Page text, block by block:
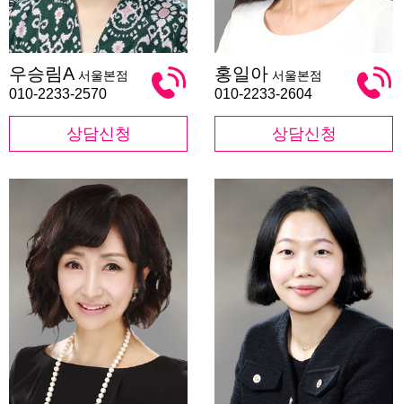
승
림
우승림A 서울본점
010-2233-2570
상담신청
일
아
홍일아 서울본점
010-2233-2604
상담신청